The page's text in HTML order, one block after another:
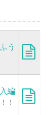
う
編
！